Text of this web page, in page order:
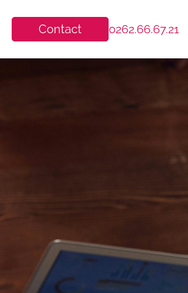
Contact 0262.66.67.21